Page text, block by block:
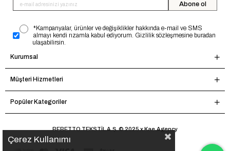
Abone ol
*Kampanyalar, ürünler ve değişiklikler hakkında e-mail ve SMS
almayı kendi rızamla kabul ediyorum. Gizlilik sözleşmesine buradan
ulaşabilirsin.
Kurumsal
Müşteri Hizmetleri
Popüler Kategoriler
BEBETTO TEKSTİL A.Ş. © 2025 x Kae.Agency
Çerez Kullanımı